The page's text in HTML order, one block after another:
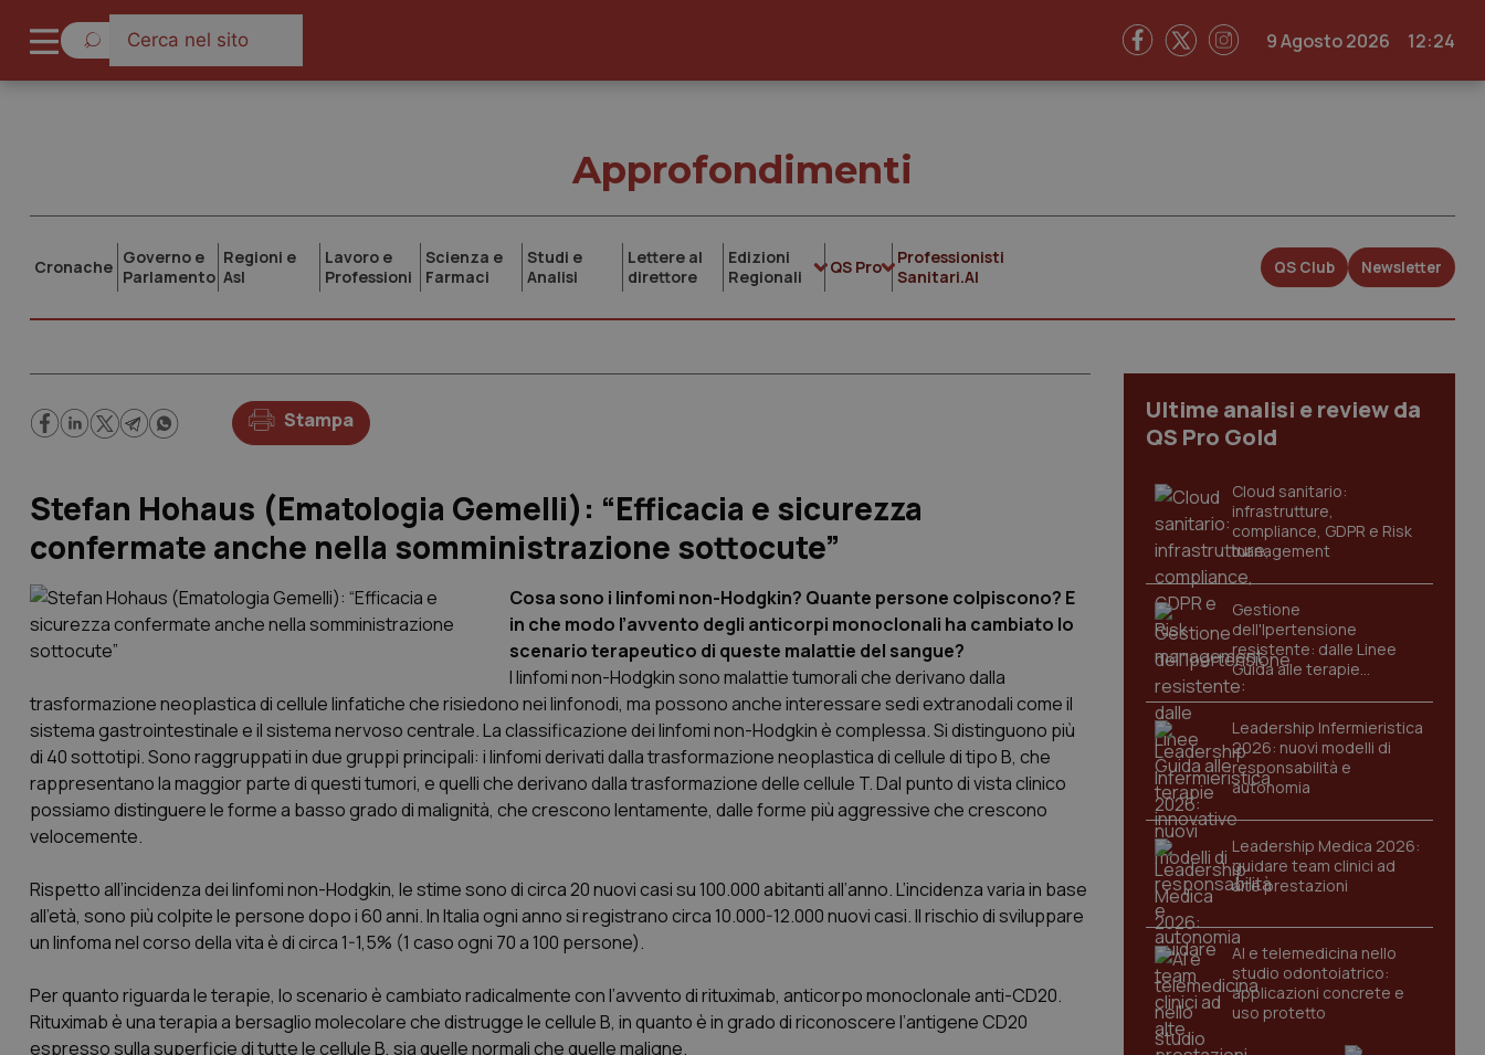
9 Agosto 2026 12:24
Approfondimenti
Cronache Governo e
Parlamento
Regioni e
Asl
Lavoro e
Professioni
Scienza e
Farmaci
Studi e
Analisi
Lettere al
direttore
Edizioni
Regionali
QS Pro
Professionisti
Sanitari.AI
QS Club Newsletter
Stampa
Stefan Hohaus (Ematologia Gemelli): “Efficacia e sicurezza
confermate anche nella somministrazione sottocute”
Cosa sono i linfomi non-Hodgkin? Quante persone colpiscono? E
in che modo l’avvento degli anticorpi monoclonali ha cambiato lo
scenario terapeutico di queste malattie del sangue?
I linfomi non-Hodgkin sono malattie tumorali che derivano dalla
trasformazione neoplastica di cellule linfatiche che risiedono nei linfonodi, ma possono anche interessare sedi extranodali come il
sistema gastrointestinale e il sistema nervoso centrale. La classificazione dei linfomi non-Hodgkin è complessa. Si distinguono più
di 40 sottotipi. Sono raggruppati in due gruppi principali: i linfomi derivati dalla trasformazione neoplastica di cellule di tipo B, che
rappresentano la maggior parte di questi tumori, e quelli che derivano dalla trasformazione delle cellule T. Dal punto di vista clinico
possiamo distinguere le forme a basso grado di malignità, che crescono lentamente, dalle forme più aggressive che crescono
velocemente.
Rispetto all’incidenza dei linfomi non-Hodgkin, le stime sono di circa 20 nuovi casi su 100.000 abitanti all’anno. L’incidenza varia in base
all’età, sono più colpite le persone dopo i 60 anni. In Italia ogni anno si registrano circa 10.000-12.000 nuovi casi. Il rischio di sviluppare
un linfoma nel corso della vita è di circa 1-1,5% (1 caso ogni 70 a 100 persone).
Per quanto riguarda le terapie, lo scenario è cambiato radicalmente con l’avvento di rituximab, anticorpo monoclonale anti-CD20.
Rituximab è una terapia a bersaglio molecolare che distrugge le cellule B, in quanto è in grado di riconoscere l’antigene CD20
espresso sulla superficie di tutte le cellule B, sia quelle normali che quelle maligne.
Ultime analisi e review da
QS Pro Gold
Cloud sanitario:
infrastrutture,
compliance, GDPR e Risk
management
Gestione
dell'Ipertensione
resistente: dalle Linee
Guida alle terapie
innovative
Leadership Infermieristica
2026: nuovi modelli di
responsabilità e
autonomia
Leadership Medica 2026:
guidare team clinici ad
alte prestazioni
AI e telemedicina nello
studio odontoiatrico:
applicazioni concrete e
uso protetto